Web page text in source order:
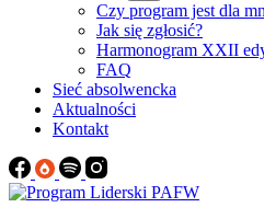
Czy program jest dla
Jak się zgłosić?
Harmonogram XXII
FAQ
Sieć absolwencka
Aktualności
Kontakt